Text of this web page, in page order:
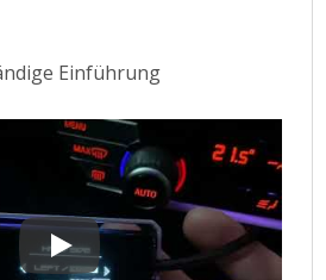
Einführung
D-METER 2 Vollständige